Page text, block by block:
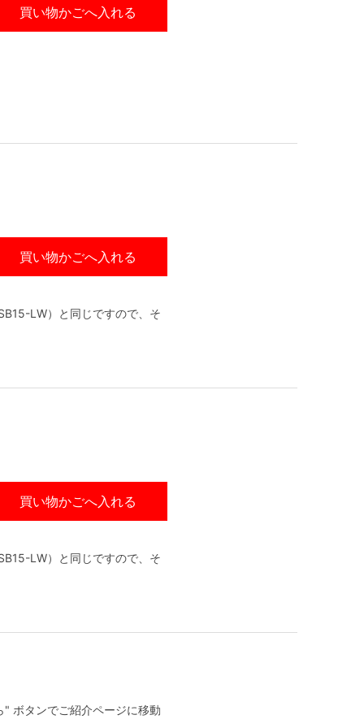
買い物かごへ入れる
買い物かごへ入れる
LW）と同じですので、そ
買い物かごへ入れる
LW）と同じですので、そ
ボタンでご紹介ページに移動